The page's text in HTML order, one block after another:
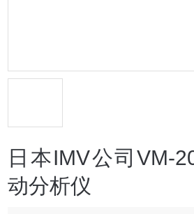
日本IMV公司VM-
动分析仪